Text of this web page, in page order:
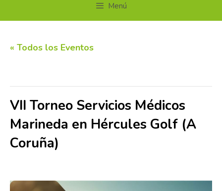
Menú
« Todos los Eventos
VII Torneo Servicios Médicos
Marineda en Hércules Golf (A
Coruña)